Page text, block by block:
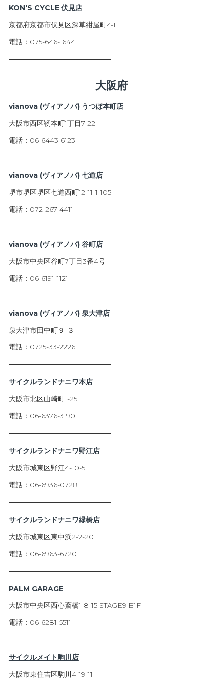
KON'S CYCLE 伏見店
京都府京都市伏見区深草紺屋町4-11
電話：075-646-1644
大阪府
vianova (ヴィアノバ) うつぼ本町店
大阪市西区靭本町1丁目7-22
電話：06-6443-6123
vianova (ヴィアノバ) 七道店
堺市堺区堺区七道西町12-11-1-105
電話：072-267-4411
vianova (ヴィアノバ) 谷町店
大阪市中央区谷町7丁目3番4号
電話：06-6191-1121
vianova (ヴィアノバ) 泉大津店
泉大津市田中町９-３
電話：0725-33-2226
サイクルランドナニワ本店
大阪市北区山崎町1-25
電話：06-6376-3190
サイクルランドナニワ野江店
大阪市城東区野江4-10-5
電話：06-6936-0728
サイクルランドナニワ緑橋店
大阪市城東区東中浜2-2-20
電話：06-6963-6720
PALM GARAGE
大阪市中央区西心斎橋1-8-15 STAGE9 B1F
電話：06-6281-5511
サイクルメイト駒川店
大阪市東住吉区駒川4-19-11